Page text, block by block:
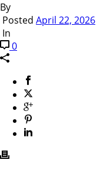
By
Posted April 22, 2026
In
0